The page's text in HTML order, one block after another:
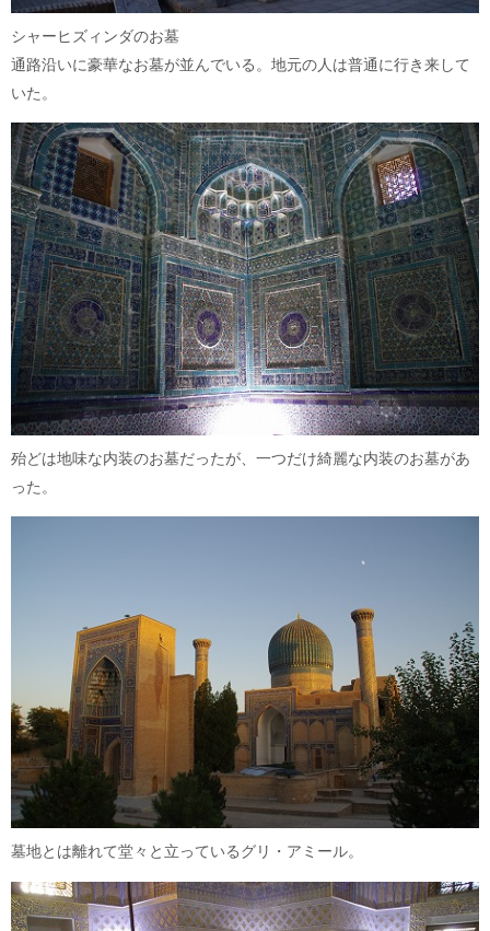
シャーヒズィンダのお墓
通路沿いに豪華なお墓が並んでいる。地元の人は普通に行き来して
いた。
殆どは地味な内装のお墓だったが、一つだけ綺麗な内装のお墓があ
った。
墓地とは離れて堂々と立っているグリ・アミール。